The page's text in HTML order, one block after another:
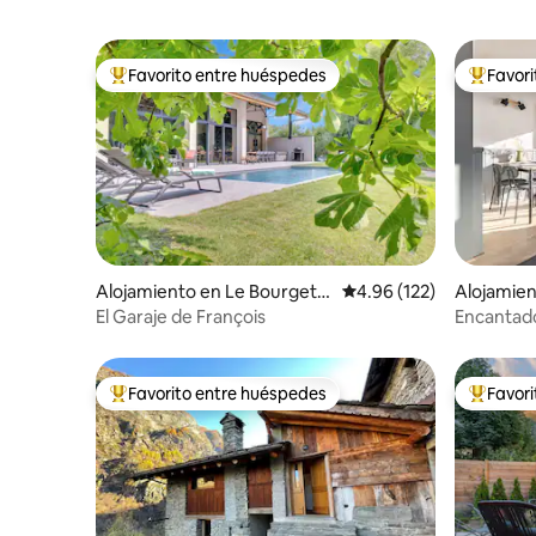
Favorito entre huéspedes preferido
Favorito entre huéspedes
Alojamiento en Le Bourget-
du-Lac
Calificación promedio:
4.96 (122)
El Garaje de François
Favorito entre huéspedes preferido
Favorito entre huéspedes